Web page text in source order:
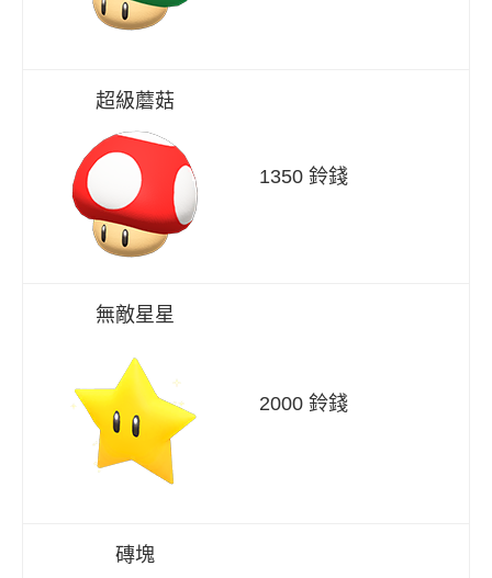
超級蘑菇
1350 鈴錢
無敵星星
2000 鈴錢
磚塊